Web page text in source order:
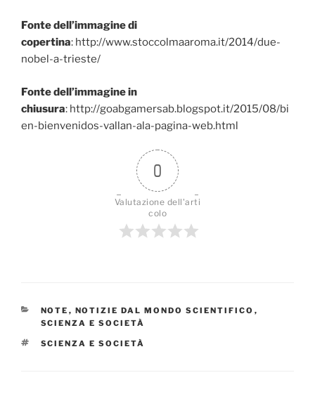
Fonte dell’immagine di
copertina: http://www.stoccolmaaroma.it/2014/due-
nobel-a-trieste/
Fonte dell’immagine in
chiusura: http://goabgamersab.blogspot.it/2015/08/bi
en-bienvenidos-vallan-ala-pagina-web.html
0
Valutazione dell'arti
colo
CATEGORIE
NOTE , NOTIZIE DAL MONDO SCIENTIFICO ,
SCIENZA E SOCIETÀ
TAG
SCIENZA E SOCIETÀ